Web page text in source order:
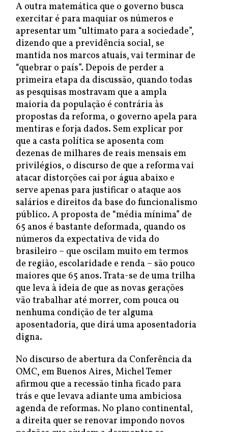
A outra matemática que o governo busca
exercitar é para maquiar os números e
apresentar um “ultimato para a sociedade”,
dizendo que a previdência social, se
mantida nos marcos atuais, vai terminar de
“quebrar o país”. Depois de perder a
primeira etapa da discussão, quando todas
as pesquisas mostravam que a ampla
maioria da população é contrária às
propostas da reforma, o governo apela para
mentiras e forja dados. Sem explicar por
que a casta política se aposenta com
dezenas de milhares de reais mensais em
privilégios, o discurso de que a reforma vai
atacar distorções cai por água abaixo e
serve apenas para justificar o ataque aos
salários e direitos da base do funcionalismo
público. A proposta de “média mínima” de
65 anos é bastante deformada, quando os
números da expectativa de vida do
brasileiro – que oscilam muito em termos
de região, escolaridade e renda – são pouco
maiores que 65 anos. Trata-se de uma trilha
que leva à ideia de que as novas gerações
vão trabalhar até morrer, com pouca ou
nenhuma condição de ter alguma
aposentadoria, que dirá uma aposentadoria
digna.
No discurso de abertura da Conferência da
OMC, em Buenos Aires, Michel Temer
afirmou que a recessão tinha ficado para
trás e que levava adiante uma ambiciosa
agenda de reformas. No plano continental,
a direita quer se renovar impondo novos